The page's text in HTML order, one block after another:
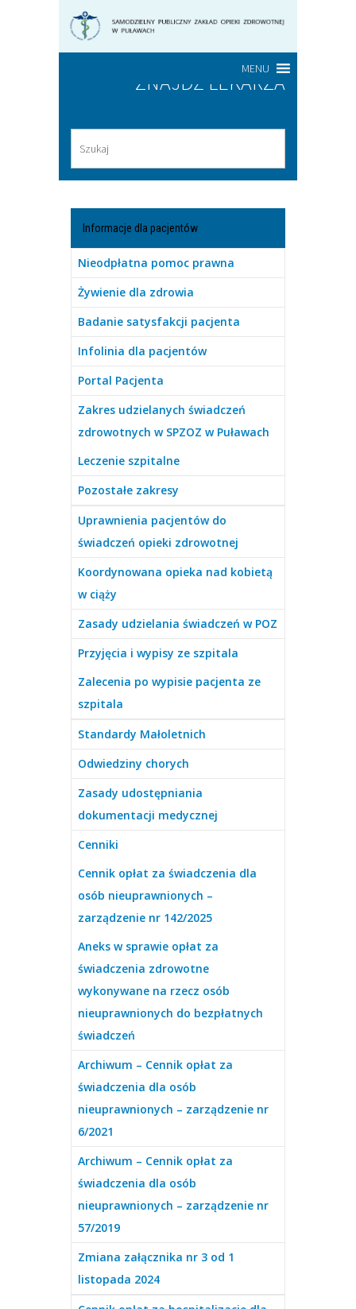
MENU
ZNAJDŹ LEKARZA
Informacje dla pacjentów
Nieodpłatna pomoc prawna
Żywienie dla zdrowia
Badanie satysfakcji pacjenta
Infolinia dla pacjentów
Portal Pacjenta
Zakres udzielanych świadczeń
zdrowotnych w SPZOZ w Puławach
Leczenie szpitalne
Pozostałe zakresy
Uprawnienia pacjentów do
świadczeń opieki zdrowotnej
Koordynowana opieka nad kobietą
w ciąży
Zasady udzielania świadczeń w POZ
Przyjęcia i wypisy ze szpitala
Zalecenia po wypisie pacjenta ze
szpitala
Standardy Małoletnich
Odwiedziny chorych
Zasady udostępniania
dokumentacji medycznej
Cenniki
Cennik opłat za świadczenia dla
osób nieuprawnionych –
zarządzenie nr 142/2025
Aneks w sprawie opłat za
świadczenia zdrowotne
wykonywane na rzecz osób
nieuprawnionych do bezpłatnych
świadczeń
Archiwum – Cennik opłat za
świadczenia dla osób
nieuprawnionych – zarządzenie nr
6/2021
Archiwum – Cennik opłat za
świadczenia dla osób
nieuprawnionych – zarządzenie nr
57/2019
Zmiana załącznika nr 3 od 1
listopada 2024